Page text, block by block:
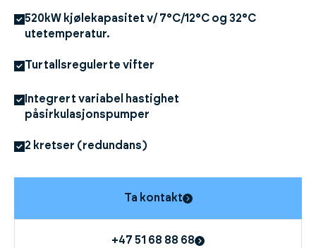
520kW kjølekapasitet v/ 7°C/12°C og 32°C
utetemperatur.
Turtallsregulerte vifter
Integrert variabel hastighet
påsirkulasjonspumper
2 kretser (redundans)
Ta kontakt
+47 51 68 88 68